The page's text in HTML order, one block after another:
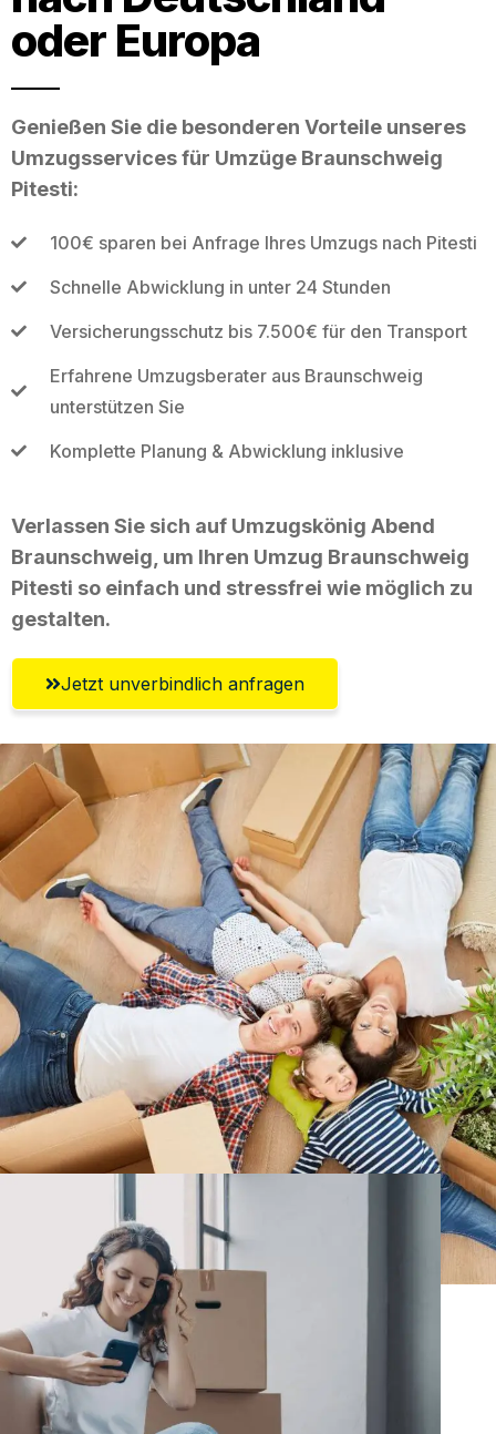
oder Europa
Genießen Sie die besonderen Vorteile unseres
Umzugsservices für Umzüge Braunschweig
Pitesti:
100€ sparen bei Anfrage Ihres Umzugs nach Pitesti
Schnelle Abwicklung in unter 24 Stunden
Versicherungsschutz bis 7.500€ für den Transport
Erfahrene Umzugsberater aus Braunschweig
unterstützen Sie
Komplette Planung & Abwicklung inklusive
Verlassen Sie sich auf Umzugskönig Abend
Braunschweig, um Ihren Umzug Braunschweig
Pitesti so einfach und stressfrei wie möglich zu
gestalten.
Jetzt unverbindlich anfragen